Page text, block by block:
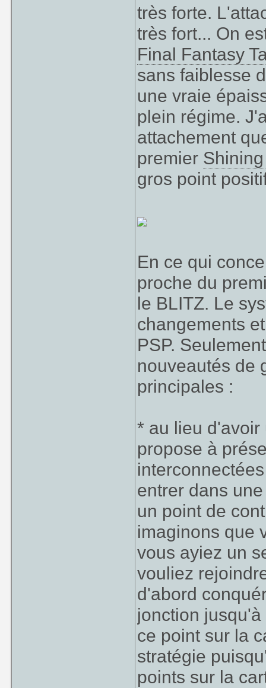
très forte.
très fort... On
Final Fantasy
sans faiblesse
une vraie
plein régime.
attachement
premier
gros point
En ce qui
proche du
le BLITZ. Le
changements
PSP.
nouveautés de
principales :
* au lieu
propose à
entrer dans
un point de
imaginons que
vous ayiez un
vouliez
d'abord
jonction
ce point sur la
stratégie
points sur la